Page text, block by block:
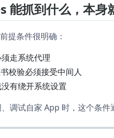
能抓到什么，本身
提条件很明确：
走系统代理
校验必须接受中间人
有绕开系统设置
调试自家 App 时，这个条